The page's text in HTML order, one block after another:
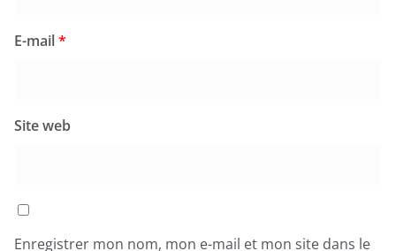
E-mail*
Site web
Enregistrer mon nom, mon e-mail et mon site dans le